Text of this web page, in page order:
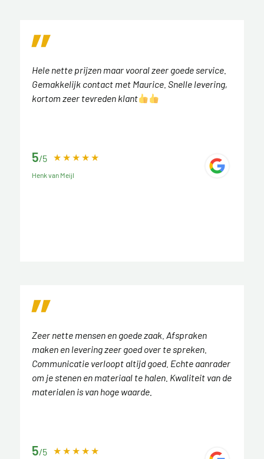
Hele nette prijzen maar vooral zeer goede service.
Gemakkelijk contact met Maurice. Snelle levering,
kortom zeer tevreden klant
5/5
Henk van Meijl
Zeer nette mensen en goede zaak. Afspraken
maken en levering zeer goed over te spreken.
Communicatie verloopt altijd goed. Echte aanrader
om je stenen en materiaal te halen. Kwaliteit van de
materialen is van hoge waarde.
5/5